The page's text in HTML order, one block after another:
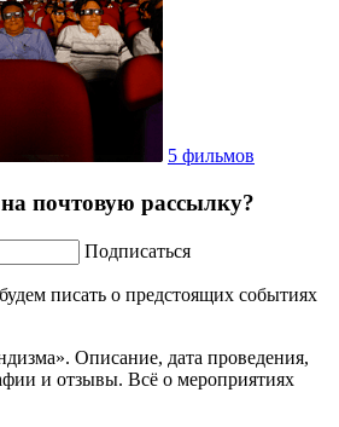
5 фильмов
почтовую рассылку?
Подписаться
писать о предстоящих событиях
Описание, дата проведения,
и отзывы. Всё о мероприятиях